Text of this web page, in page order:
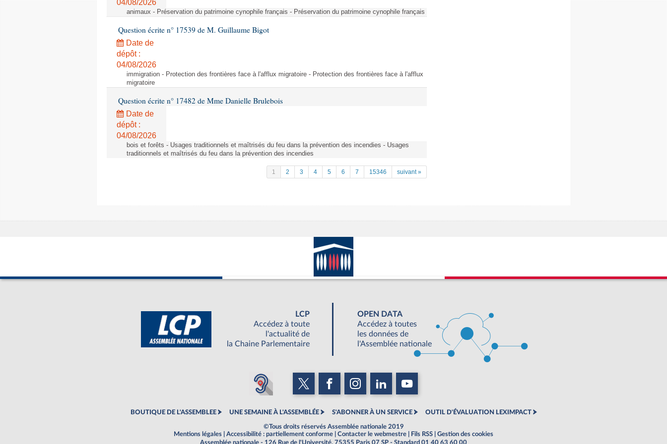
04/08/2026
animaux - Préservation du patrimoine cynophile français - Préservation du patrimoine cynophile français
Question écrite n° 17539 de M. Guillaume Bigot
Date de
dépôt :
04/08/2026
immigration - Protection des frontières face à l'afflux migratoire - Protection des frontières face à l'afflux
migratoire
Question écrite n° 17482 de Mme Danielle Brulebois
Date de
dépôt :
04/08/2026
bois et forêts - Usages traditionnels et maîtrisés du feu dans la prévention des incendies - Usages
traditionnels et maîtrisés du feu dans la prévention des incendies
1 2 3 4 5 6 7 15346 suivant »
LCP
Accédez à toute
l'actualité de
la Chaine Parlementaire
OPEN DATA
Accédez à toutes
les données de
l'Assemblée nationale
BOUTIQUE DE L'ASSEMBLEE UNE SEMAINE À L'ASSEMBLÉE S'ABONNER À UN SERVICE OUTIL D'ÉVALUATION LEXIMPACT
©Tous droits réservés Assemblée nationale 2019
Mentions légales
Accessibilité : partiellement conforme Contacter le webmestre Fils RSS
Gestion des cookies
Assemblée nationale - 126 Rue de l'Université, 75355 Paris 07 SP - Standard 01 40 63 60 00